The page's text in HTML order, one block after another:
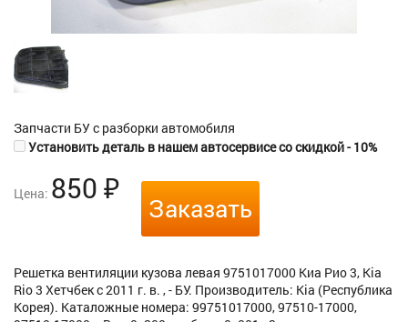
Запчасти БУ с разборки автомобиля
Установить деталь в нашем автосервисе со скидкой - 10%
Цена: 850 ₽
Заказать
Решетка вентиляции кузова левая 9751017000 Киа Рио 3, Kia
Rio 3 Хетчбек с 2011 г. в. , - БУ. Производитель: Kia (Республика
Корея). Каталожные номера: 99751017000, 97510-17000,